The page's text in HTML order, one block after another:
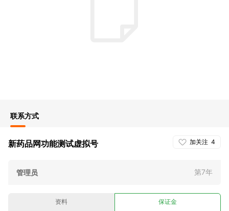
联系方式
加关注 4
新药品网功能测试虚拟号
管理员 第7年
资料 保证金